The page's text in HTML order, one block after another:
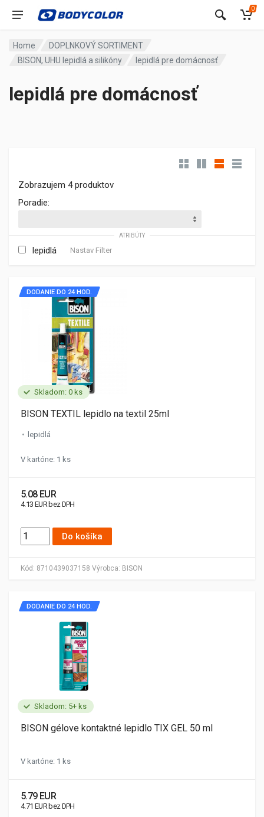
0
Home
DOPLNKOVÝ SORTIMENT
BISON, UHU lepidlá a silikóny
lepidlá pre domácnosť
lepidlá pre domácnosť
Zobrazujem 4 produktov
Poradie:
ATRIBÚTY
lepidlá Nastav Filter
Skladom: 0 ks
Kód: 8710439037158 Výrobca: BISON
DODANIE DO 24 HOD.
BISON TEXTIL lepidlo na textil 25ml
lepidlá
V kartóne: 1 ks
5.08 EUR
4.13 EUR bez DPH
Do košíka
Skladom: 5+ ks
DODANIE DO 24 HOD.
BISON gélove kontaktné lepidlo TIX GEL 50 ml
V kartóne: 1 ks
5.79 EUR
4.71 EUR bez DPH